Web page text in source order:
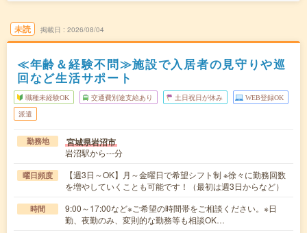
未読 掲載日 2026/08/04
≪年齢＆経験不問≫施設で入居者の見守りや巡
回など生活サポート
職種未経験OK 交通費別途支給あり 土日祝日が休み WEB登録OK
派遣
勤務地 宮城県岩沼市
岩沼駅から---分
曜日頻度
【週3日～OK】月～金曜日で希望シフト制 ※徐々に勤務回数
を増やしていくことも可能です！（最初は週3日からなど）
時間
9:00～17:00など※ご希望の時間帯をご相談ください。※日
勤、夜勤のみ、変則的な勤務等も相談OK…